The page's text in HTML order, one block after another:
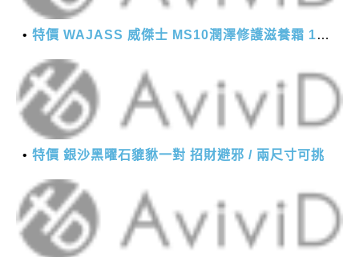
特價 WAJASS 威傑士 MS10潤澤修護滋養霜 130ml
特價 銀沙黑曜石貔貅一對 招財避邪 / 兩尺寸可挑